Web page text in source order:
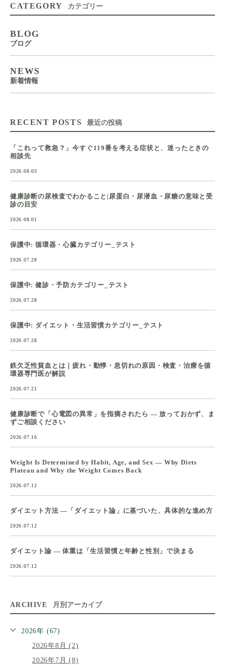
CATEGORY カテゴリー
BLOG
ブログ
NEWS
新着情報
RECENT POSTS 最近の投稿
「これって救急？」今すぐ119番を考える症状と、迷ったときの
相談先
2026.08.03
健康診断の尿検査でわかること|尿蛋白・尿潜血・尿糖の意味と受
診の目安
2026.08.01
保護中: 循環器・心臓カテゴリー_テスト
2026.07.28
保護中: 健診・予防カテゴリー_テスト
2026.07.28
保護中: ダイエット・生活習慣カテゴリー_テスト
2026.07.28
鉄欠乏性貧血とは｜疲れ・動悸・息切れの原因・検査・治療を循
環器専門医が解説
2026.07.21
健康診断で「心電図の異常」を指摘されたら ― 放っておかず、ま
ずご相談ください
2026.07.16
Weight Is Determined by Habit, Age, and Sex — Why Diets
Plateau and Why the Weight Comes Back
2026.07.12
ダイエット方法 ―「ダイエット論」に基づいた、具体的な進め方
2026.07.12
ダイエット論 ― 体重は「生活習慣と年齢と性別」で決まる
2026.07.12
ARCHIVE 月別アーカイブ
2026年 (67)
2026年8月 (2)
2026年7月 (8)